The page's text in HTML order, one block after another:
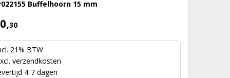
Buffelhoorn 15 mm
0,30
21% BTW
verzendkosten
4-7 dagen